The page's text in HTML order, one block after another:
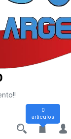
0
artículos